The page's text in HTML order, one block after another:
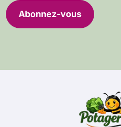
e
s
Abonnez-vous